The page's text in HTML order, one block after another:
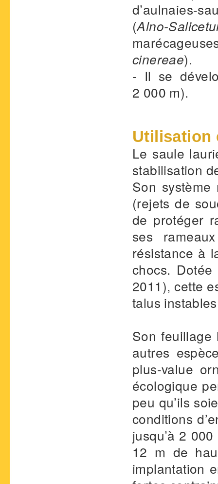
d’aulnaies-
(Alno-
cinereae).
- Il se
2 000 m).
Utilisation
Le saule
stabilisation
Son
(rejets de
de protéger
ses
résistance à
chocs. Dotée
2011), cette
talus
Son feuillage
autres
plus-value
écologique
peu qu’ils
conditions
jusqu’à 2
12 m de
implantation